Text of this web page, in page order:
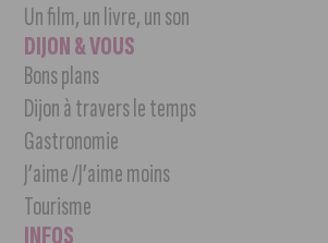
Un film, un livre, un son
DIJON & VOUS
Bons plans
Dijon à travers le temps
Gastronomie
J’aime /J’aime moins
Tourisme
INFOS